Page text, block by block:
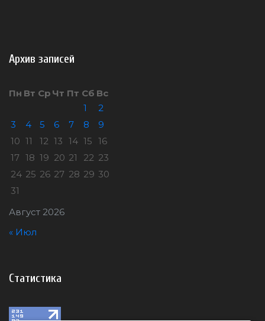
Архив записей
Август 2026
Пн Вт Ср Чт Пт Сб Вс
1
2
3
4 5 6 7 8
9
10 11 12 13 14 15 16
17 18 19 20 21 22 23
24 25 26 27 28 29 30
31
« Июл
Статистика